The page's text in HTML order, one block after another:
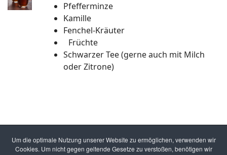
Um die optimale Nutzung unserer Website zu ermöglichen, verwenden wir
Cookies. Um nicht gegen geltende Gesetze zu verstoßen, benötigen wir
Pfefferminze
Kamille
Fenchel-Kräuter
Früchte
Schwarzer Tee (gerne auch mit Milch
oder Zitrone)
Die mit *gekennzeichneten Biere sind nicht immer im
Ausschank. Je nach Saison führen wir auch Bock Biere.
Bitte bei der Bedienung nachfragen.